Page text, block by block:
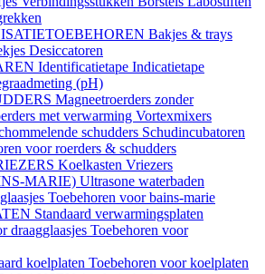
Bakjes & trays
Desiccatoren
Identificatietape Indicatietape
(pH)
Magneetroerders zonder
met verwarming Vortexmixers
schudders Schudincubatoren
voor roerders & schudders
Koelkasten Vriezers
MARIE) Ultrasone waterbaden
Toebehoren voor bains-marie
Standaard verwarmingsplaten
draagglaasjes Toebehoren voor
koelplaten Toebehoren voor koelplaten